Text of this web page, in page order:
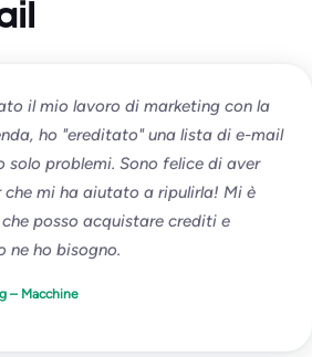
il mio lavoro di marketing con la
ho "ereditato" una lista di e-mail
solo problemi. Sono felice di aver
che mi ha aiutato a ripulirla! Mi è
posso acquistare crediti e
ne ho bisogno.
– Macchine